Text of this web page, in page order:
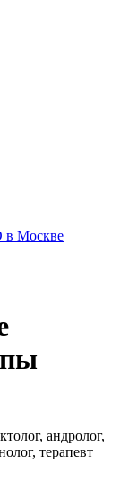
Москве
андролог,
терапевт